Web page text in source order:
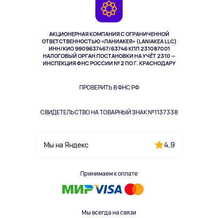
АКЦИОНЕРНАЯ КОМПАНИЯ С ОГРАНИЧЕННОЙ
ОТВЕТСТВЕННОСТЬЮ «ЛАНИАКЕЯ» (LANIAKEA LLC)
ИНН/КИО 9909637467/63746 КПП 231087001
НАЛОГОВЫЙ ОРГАН ПОСТАНОВКИ НА УЧЁТ 2310 —
ИНСПЕКЦИЯ ФНС РОССИИ № 2 ПО Г. КРАСНОДАРУ
ПРОВЕРИТЬ В ФНС РФ
СВИДЕТЕЛЬСТВО НА ТОВАРНЫЙ ЗНАК №1137338
Мы на Яндекс 4,9
Принимаем к оплате
Мы всегда на связи
Здоровье питомцев
Одежда и аксессуары